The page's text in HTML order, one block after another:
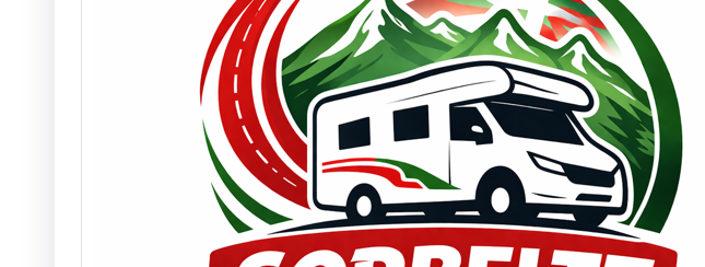
Realmente son un
problema los
vehículos
vivienda???
NOTA de PRENSA,
08/06/2026 ¿¿Millones
de turismos y
camiones…